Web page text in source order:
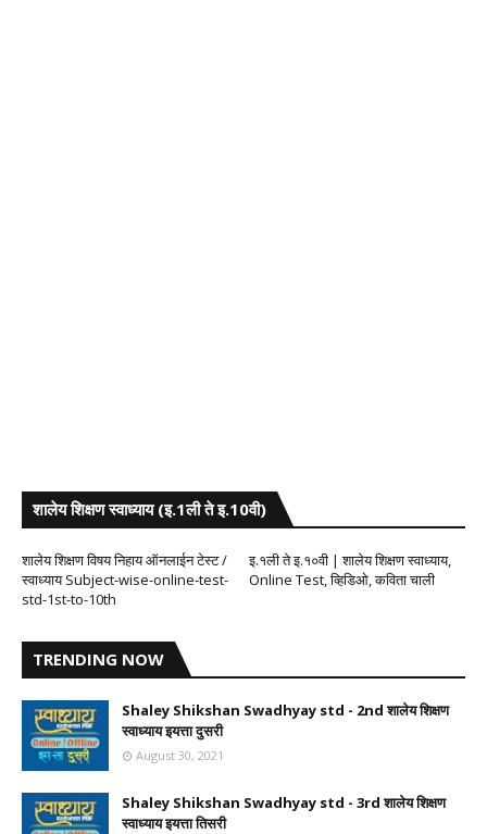
शालेय शिक्षण स्वाध्याय (इ.1ली ते इ.10वी)
शालेय शिक्षण विषय निहाय ऑनलाईन टेस्ट /
स्वाध्याय Subject-wise-online-test-
std-1st-to-10th
इ.१ली ते इ.१०वी | शालेय शिक्षण स्वाध्याय,
Online Test, व्हिडिओ, कविता चाली
TRENDING NOW
Shaley Shikshan Swadhyay std - 2nd शालेय शिक्षण
स्वाध्याय इयत्ता दुसरी
August 30, 2021
Shaley Shikshan Swadhyay std - 3rd शालेय शिक्षण
स्वाध्याय इयत्ता तिसरी